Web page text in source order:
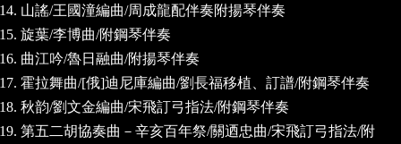
山謠/王國潼編曲/周成龍配伴奏附揚琴伴奏
旋葉/李博曲/附鋼琴伴奏
曲江吟/魯日融曲/附揚琴伴奏
霍拉舞曲/[俄]迪尼庫編曲/劉長福移植、訂譜/附鋼琴伴奏
秋韵/劉文金編曲/宋飛訂弓指法/附鋼琴伴奏
第五二胡協奏曲－辛亥百年祭/關迺忠曲/宋飛訂弓指法/附